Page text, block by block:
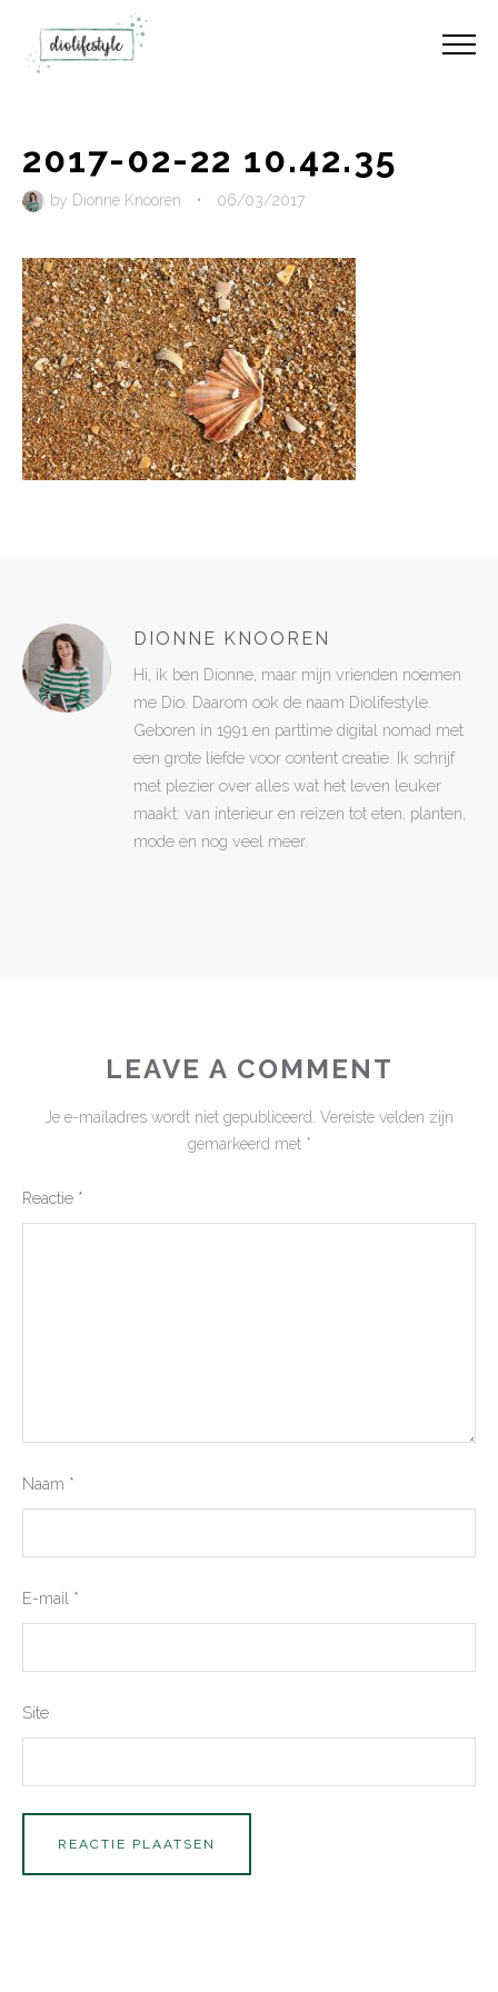
2017-02-22 10.42.35
by Dionne Knooren • 06/03/2017
DIONNE KNOOREN
Hi, ik ben Dionne, maar mijn vrienden noemen
me Dio. Daarom ook de naam Diolifestyle.
Geboren in 1991 en parttime digital nomad met
een grote liefde voor content creatie. Ik schrijf
met plezier over alles wat het leven leuker
maakt: van interieur en reizen tot eten, planten,
mode en nog veel meer.
LEAVE A COMMENT
Je e-mailadres wordt niet gepubliceerd. Vereiste velden zijn
gemarkeerd met *
Reactie *
Naam *
E-mail *
Site